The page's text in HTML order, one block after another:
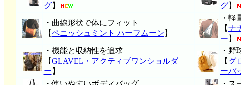
グ】
グ】
・曲線形状で体にフィット
【ペニッシュミント ハーフムーン 】
・軽
【ナ
ー 】
・機能と収納性を追求
【GLAVEL・アクティブワンショルダ
ー 】
・野
【 グ
ーバ
・使いやすいボディバッグ
・ス